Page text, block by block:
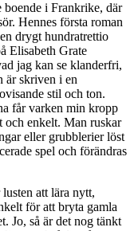
boende i Frankrike, där
Hennes första roman
drygt hundratrettio
Elisabeth Grate
jag kan se klanderfri,
är skriven i en
stil och ton.
får varken min kropp
och enkelt. Man ruskar
eller grubblerier löst
spel och förändras
att lära nytt,
för att bryta gamla
Jo, så är det nog tänkt